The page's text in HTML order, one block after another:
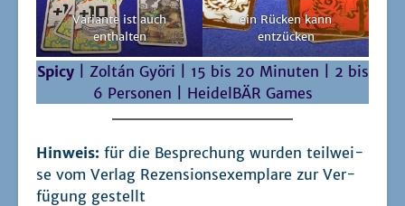
Bluff Brettspiel
Cyril Blondel
Dayo Baiyegunhi
Emmanuel Mdlalose
Familienspiel
HeidelBÄR Games
Jim Dratwa
Jimin Kim
Kartenspiel
Spartaco Albertarelli
Zona Evon Shroyer